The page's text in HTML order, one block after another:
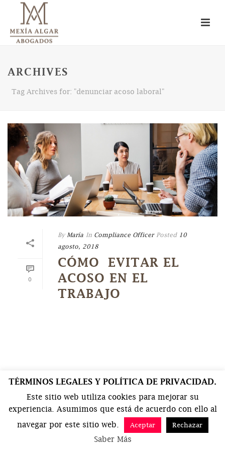
ARCHIVES
Tag Archives for: "denunciar acoso laboral"
0
By María In Compliance Officer Posted 10
agosto, 2018
CÓMO EVITAR EL
ACOSO EN EL
TRABAJO
TÉRMINOS LEGALES Y POLÍTICA DE PRIVACIDAD.
Este sitio web utiliza cookies para mejorar su
experiencia. Asumimos que está de acuerdo con ello al
navegar por este sitio web.
Aceptar Rechazar
Saber Más